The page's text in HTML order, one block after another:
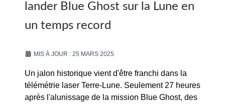
lander Blue Ghost sur la Lune en
un temps record
MIS À JOUR : 25 MARS 2025
Un jalon historique vient d'être franchi dans la
télémétrie laser Terre-Lune. Seulement 27 heures
après l'alunissage de la mission Blue Ghost, des